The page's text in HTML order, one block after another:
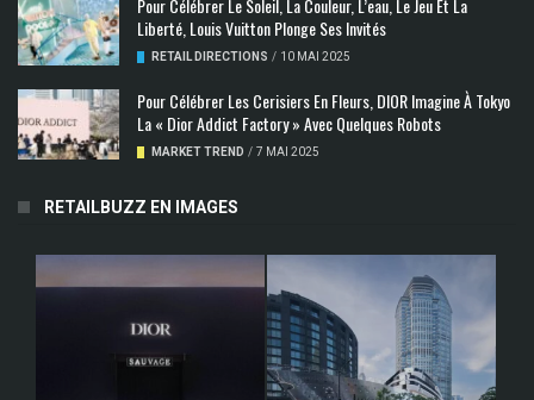
Pour Célébrer Le Soleil, La Couleur, L’eau, Le Jeu Et La
Liberté, Louis Vuitton Plonge Ses Invités
RETAIL DIRECTIONS / 10 MAI 2025
Pour Célébrer Les Cerisiers En Fleurs, DIOR Imagine À Tokyo
La « Dior Addict Factory » Avec Quelques Robots
MARKET TREND / 7 MAI 2025
RETAILBUZZ EN IMAGES